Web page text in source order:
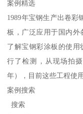
案例精选
1989年宝钢生产出卷彩
板，广泛应用于国内外
了解宝钢彩涂板的使用
行了检测，从现场拍
年），目前这些工程使
案例搜索
搜索